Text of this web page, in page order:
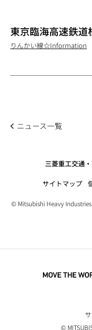
東京臨海高速鉄道
りんかい線☆Information
ニュース一覧
三菱重工交通
サイトマップ
© Mitsubishi Heavy
©